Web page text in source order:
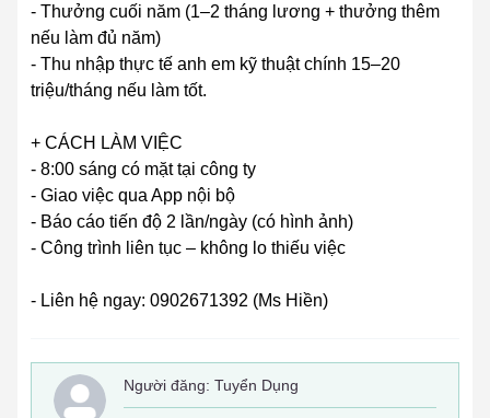
- Thưởng cuối năm (1–2 tháng lương + thưởng thêm
nếu làm đủ năm)
- Thu nhập thực tế anh em kỹ thuật chính 15–20
triệu/tháng nếu làm tốt.
+ CÁCH LÀM VIỆC
- 8:00 sáng có mặt tại công ty
- Giao việc qua App nội bộ
- Báo cáo tiến độ 2 lần/ngày (có hình ảnh)
- Công trình liên tục – không lo thiếu việc
- Liên hệ ngay: 0902671392 (Ms Hiền)
Người đăng: Tuyển Dụng